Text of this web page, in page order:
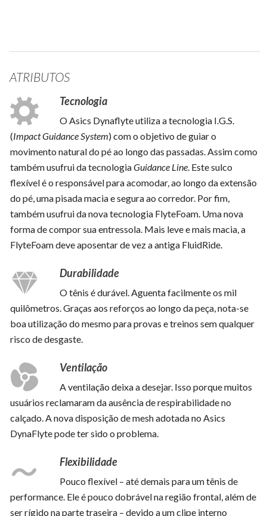
ATRIBUTOS
Tecnologia
O Asics Dynaflyte utiliza a tecnologia I.G.S.
(Impact Guidance System) com o objetivo de guiar o
movimento natural do pé ao longo das passadas. Assim como
também usufrui da tecnologiaGuidance Line. Este sulco
flexível é o responsável para acomodar, ao longo da extensão
do pé, uma pisada macia e segura ao corredor. Por fim,
também usufrui da nova tecnologia FlyteFoam. Uma nova
forma de compor sua entressola. Mais leve e mais macia, a
FlyteFoam deve aposentar de vez a antiga FluidRide.
Durabilidade
O tênis é durável. Aguenta facilmente os mil
quilômetros. Graças aos reforços ao longo da peça, nota-se
boa utilização do mesmo para provas e treinos sem qualquer
risco de desgaste.
Ventilação
A ventilação deixa a desejar. Isso porque muitos
usuários reclamaram da ausência de respirabilidade no
calçado. A nova disposição de mesh adotada no Asics
DynaFlyte pode ter sido o problema.
Flexibilidade
Pouco flexível – até demais para um tênis de
performance. Ele é pouco dobrável na região frontal, além de
ser rígido na parte traseira – devido a um clipe interno